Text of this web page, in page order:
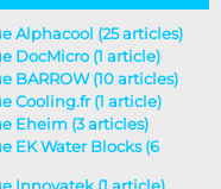
Alphacool (25 articles)
DocMicro (1 article)
BARROW (10 articles)
Cooling.fr (1 article)
Eheim (3 articles)
EK Water Blocks (6